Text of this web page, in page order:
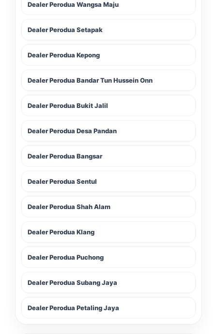
Dealer Perodua Wangsa Maju
Dealer Perodua Setapak
Dealer Perodua Kepong
Dealer Perodua Bandar Tun Hussein Onn
Dealer Perodua Bukit Jalil
Dealer Perodua Desa Pandan
Dealer Perodua Bangsar
Dealer Perodua Sentul
Dealer Perodua Shah Alam
Dealer Perodua Klang
Dealer Perodua Puchong
Dealer Perodua Subang Jaya
Dealer Perodua Petaling Jaya